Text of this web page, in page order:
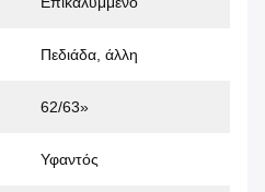
Πεδιάδα, άλλη
62/63»
Υφαντός